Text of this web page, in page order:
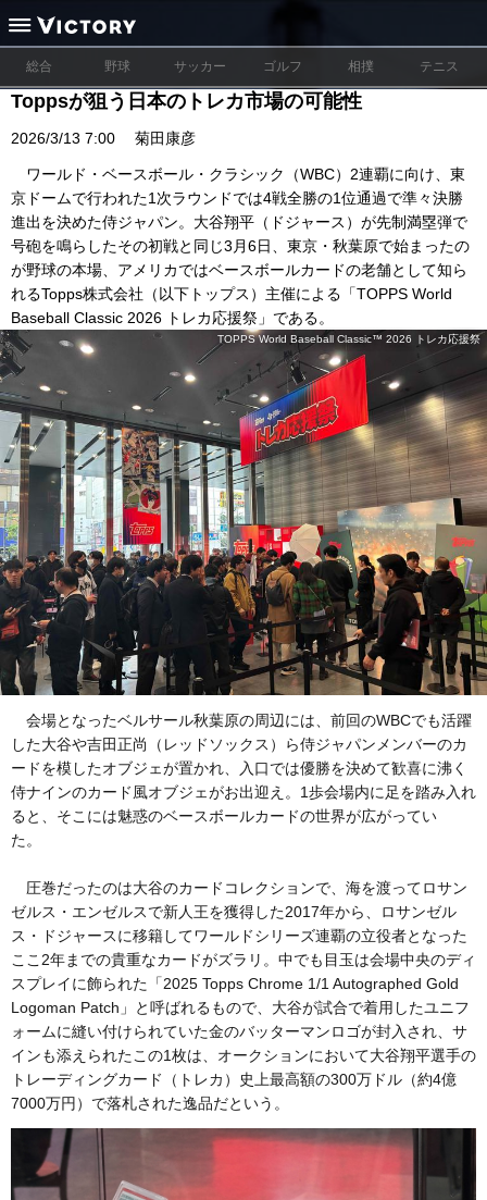
総合 野球 サッカー ゴルフ 相撲 テニス
Toppsが狙う日本のトレカ市場の可能性
2026/3/13 7:00 菊田康彦
ワールド・ベースボール・クラシック（WBC）2連覇に向け、東
京ドームで行われた1次ラウンドでは4戦全勝の1位通過で準々決勝
進出を決めた侍ジャパン。大谷翔平（ドジャース）が先制満塁弾で
号砲を鳴らしたその初戦と同じ3月6日、東京・秋葉原で始まったの
が野球の本場、アメリカではベースボールカードの老舗として知ら
れるTopps株式会社（以下トップス）主催による「TOPPS World
Baseball Classic 2026 トレカ応援祭」である。
TOPPS World Baseball Classic™ 2026 トレカ応援祭
会場となったベルサール秋葉原の周辺には、前回のWBCでも活躍
した大谷や吉田正尚（レッドソックス）ら侍ジャパンメンバーのカ
ードを模したオブジェが置かれ、入口では優勝を決めて歓喜に沸く
侍ナインのカード風オブジェがお出迎え。1歩会場内に足を踏み入れ
ると、そこには魅惑のベースボールカードの世界が広がってい
た。
圧巻だったのは大谷のカードコレクションで、海を渡ってロサン
ゼルス・エンゼルスで新人王を獲得した2017年から、ロサンゼル
ス・ドジャースに移籍してワールドシリーズ連覇の立役者となった
ここ2年までの貴重なカードがズラリ。中でも目玉は会場中央のディ
スプレイに飾られた「2025 Topps Chrome 1/1 Autographed Gold
Logoman Patch」と呼ばれるもので、大谷が試合で着用したユニフ
ォームに縫い付けられていた金のバッターマンロゴが封入され、サ
インも添えられたこの1枚は、オークションにおいて大谷翔平選手の
トレーディングカード（トレカ）史上最高額の300万ドル（約4億
7000万円）で落札された逸品だという。